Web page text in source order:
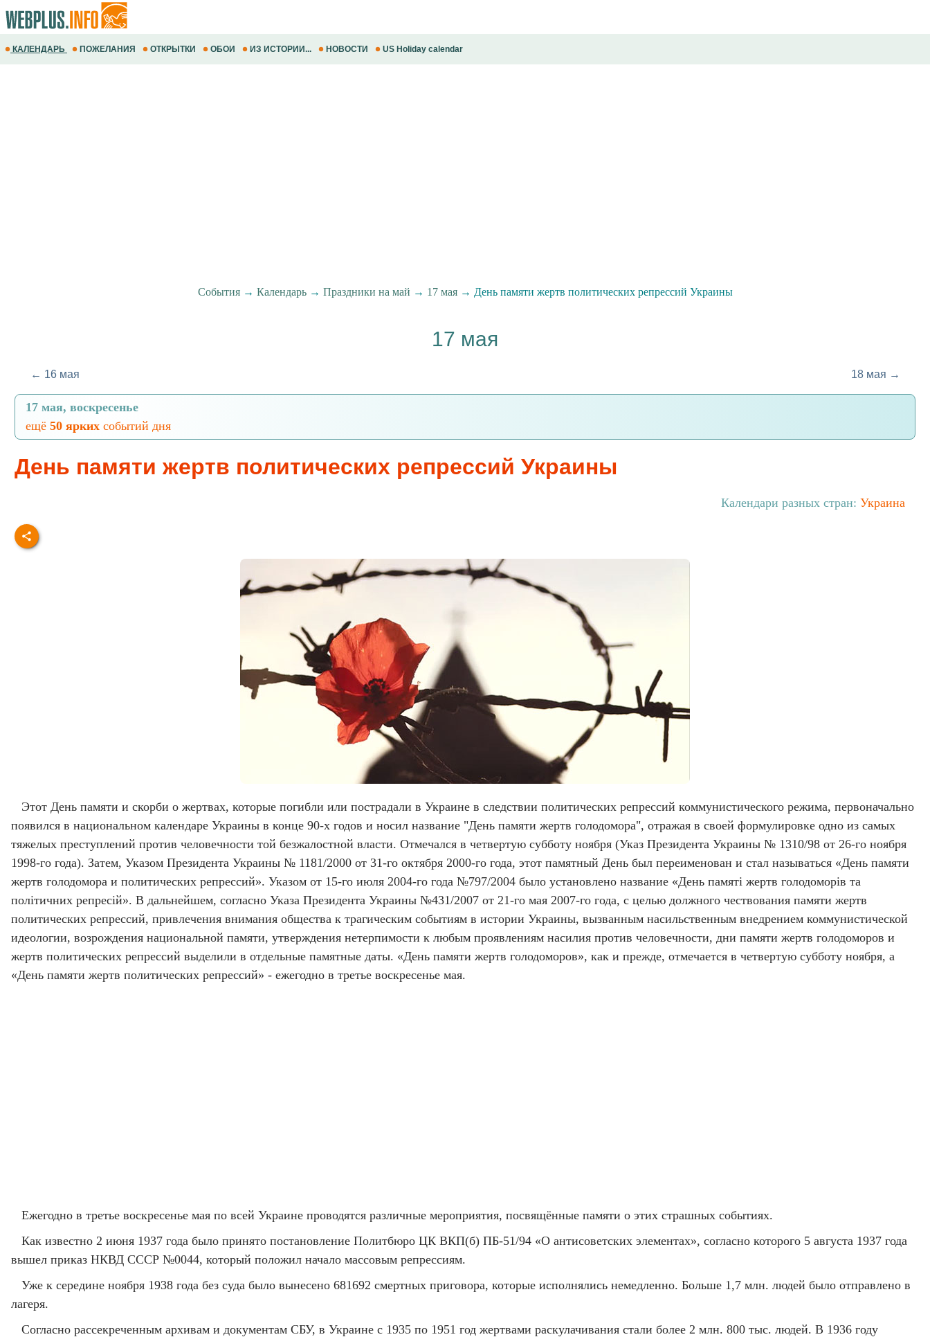
КАЛЕНДАРЬ ПОЖЕЛАНИЯ ОТКРЫТКИ ОБОИ ИЗ ИСТОРИИ... НОВОСТИ US Holiday calendar
События→ Календарь→ Праздники на май → 17 мая→ День памяти жертв политических репрессий Украины
17 мая
← 16 мая 18 мая →
17 мая, воскресенье
ещё 50 ярких событий дня
День памяти жертв политических репрессий Украины
Календари разных стран: Украина
Этот День памяти и скорби о жертвах, которые погибли или пострадали в Украине в следствии политических репрессий коммунистического режима, первоначально
появился в национальном календаре Украины в конце 90-х годов и носил название "День памяти жертв голодомора", отражая в своей формулировке одно из самых
тяжелых преступлений против человечности той безжалостной власти. Отмечался в четвертую субботу ноября (Указ Президента Украины № 1310/98 от 26-го ноября
1998-го года). Затем, Указом Президента Украины № 1181/2000 от 31-го октября 2000-го года, этот памятный День был переименован и стал называться «День памяти
жертв голодомора и политических репрессий». Указом от 15-го июля 2004-го года №797/2004 было установлено название «День памяті жертв голодоморів та
політичних репресій». В дальнейшем, согласно Указа Президента Украины №431/2007 от 21-го мая 2007-го года, с целью должного чествования памяти жертв
политических репрессий, привлечения внимания общества к трагическим событиям в истории Украины, вызванным насильственным внедрением коммунистической
идеологии, возрождения национальной памяти, утверждения нетерпимости к любым проявлениям насилия против человечности, дни памяти жертв голодоморов и
жертв политических репрессий выделили в отдельные памятные даты. «День памяти жертв голодоморов», как и прежде, отмечается в четвертую субботу ноября, а
«День памяти жертв политических репрессий» - ежегодно в третье воскресенье мая.
Ежегодно в третье воскресенье мая по всей Украине проводятся различные мероприятия, посвящённые памяти о этих страшных событиях.
Как известно 2 июня 1937 года было принято постановление Политбюро ЦК ВКП(б) ПБ-51/94 «О антисоветских элементах», согласно которого 5 августа 1937 года
вышел приказ НКВД СССР №0044, который положил начало массовым репрессиям.
Уже к середине ноября 1938 года без суда было вынесено 681692 смертных приговора, которые исполнялись немедленно. Больше 1,7 млн. людей было отправлено в
лагеря.
Согласно рассекреченным архивам и документам СБУ, в Украине с 1935 по 1951 год жертвами раскулачивания стали более 2 млн. 800 тыс. людей. В 1936 году